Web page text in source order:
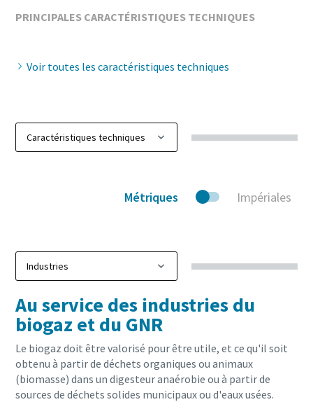
PRINCIPALES CARACTÉRISTIQUES TECHNIQUES
Voir toutes les caractéristiques techniques
Métriques Impériales
Au service des industries du
biogaz et du GNR
Le biogaz doit être valorisé pour être utile, et ce qu'il soit
obtenu à partir de déchets organiques ou animaux
(biomasse) dans un digesteur anaérobie ou à partir de
sources de déchets solides municipaux ou d'eaux usées.